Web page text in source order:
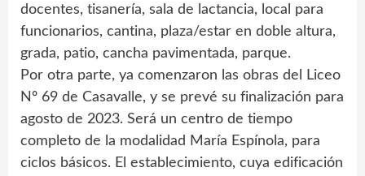
docentes, tisanería, sala de lactancia, local para
funcionarios, cantina, plaza/estar en doble altura,
grada, patio, cancha pavimentada, parque.
Por otra parte, ya comenzaron las obras del Liceo
Nº 69 de Casavalle, y se prevé su finalización para
agosto de 2023. Será un centro de tiempo
completo de la modalidad María Espínola, para
ciclos básicos. El establecimiento, cuya edificación